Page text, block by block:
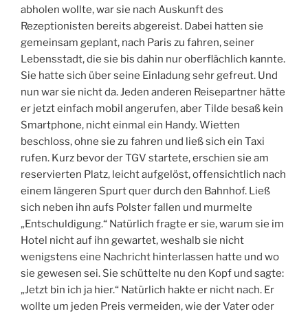
abholen wollte, war sie nach Auskunft des
Rezeptionisten bereits abgereist. Dabei hatten sie
gemeinsam geplant, nach Paris zu fahren, seiner
Lebensstadt, die sie bis dahin nur oberflächlich kannte.
Sie hatte sich über seine Einladung sehr gefreut. Und
nun war sie nicht da. Jeden anderen Reisepartner hätte
er jetzt einfach mobil angerufen, aber Tilde besaß kein
Smartphone, nicht einmal ein Handy. Wietten
beschloss, ohne sie zu fahren und ließ sich ein Taxi
rufen. Kurz bevor der TGV startete, erschien sie am
reservierten Platz, leicht aufgelöst, offensichtlich nach
einem längeren Spurt quer durch den Bahnhof. Ließ
sich neben ihn aufs Polster fallen und murmelte
„Entschuldigung.“ Natürlich fragte er sie, warum sie im
Hotel nicht auf ihn gewartet, weshalb sie nicht
wenigstens eine Nachricht hinterlassen hatte und wo
sie gewesen sei. Sie schüttelte nu den Kopf und sagte:
„Jetzt bin ich ja hier.“ Natürlich hakte er nicht nach. Er
wollte um jeden Preis vermeiden, wie der Vater oder